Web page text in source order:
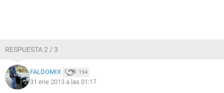
RESPUESTA 2 / 3
FALDOMIX 194
31 ene 2013 a las 01:17